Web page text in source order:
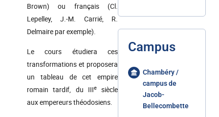
Brown) ou français (Cl.
Lepelley, J.-M. Carrié, R.
Delmaire par exemple).
Le cours étudiera ces
transformations et proposera
un tableau de cet empire
romain tardif, du IIIesiècle
aux empereurs théodosiens.
Campus
Chambéry /
campus de
Jacob-
Bellecombette